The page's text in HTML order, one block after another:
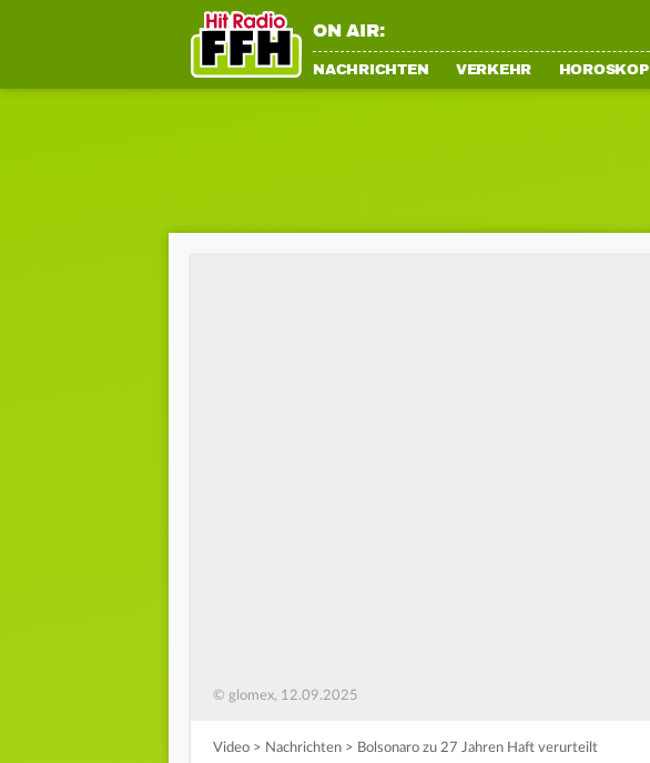
ON AIR:
NACHRICHTEN VERKEHR HOROSKOP
© glomex, 12.09.2025
Video > Nachrichten > Bolsonaro zu 27 Jahren Haft verurteilt